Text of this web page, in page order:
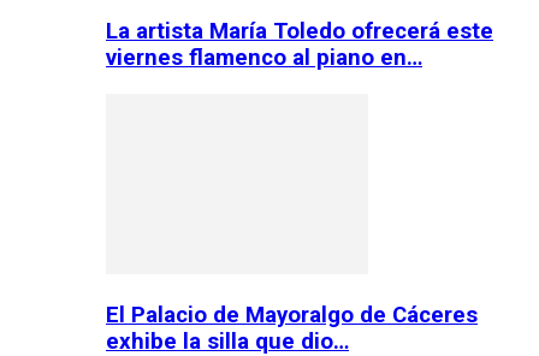
La artista María Toledo ofrecerá este
viernes flamenco al piano en…
El Palacio de Mayoralgo de Cáceres
exhibe la silla que dio…